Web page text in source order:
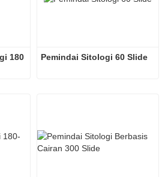
180
Pemindai Sitologi 60 Slide